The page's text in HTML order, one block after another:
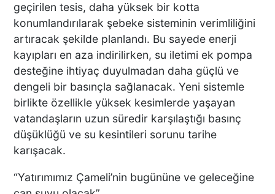
geçirilen tesis, daha yüksek bir kotta
konumlandırılarak şebeke sisteminin verimliliğini
artıracak şekilde planlandı. Bu sayede enerji
kayıpları en aza indirilirken, su iletimi ek pompa
desteğine ihtiyaç duyulmadan daha güçlü ve
dengeli bir basınçla sağlanacak. Yeni sistemle
birlikte özellikle yüksek kesimlerde yaşayan
vatandaşların uzun süredir karşılaştığı basınç
düşüklüğü ve su kesintileri sorunu tarihe
karışacak.
“Yatırımımız Çameli’nin bugününe ve geleceğine